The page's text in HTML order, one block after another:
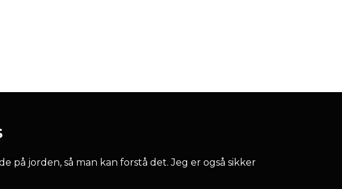
på jorden, så man kan forstå det. Jeg er også sikker